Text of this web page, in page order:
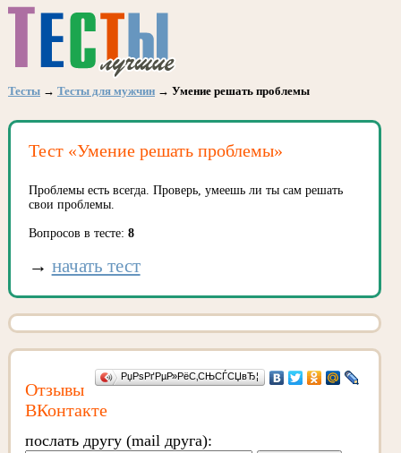
Тесты → Тесты для мужчин → Умение решать проблемы
Тест «Умение решать проблемы»
Проблемы есть всегда. Проверь, умеешь ли ты сам решать
свои проблемы.
Вопросов в тесте: 8
→ начать тест
РџРѕРґРµР»РёС‚СЊСЃСЏвЂ¦
Отзывы
ВКонтакте
послать другу (mail друга):